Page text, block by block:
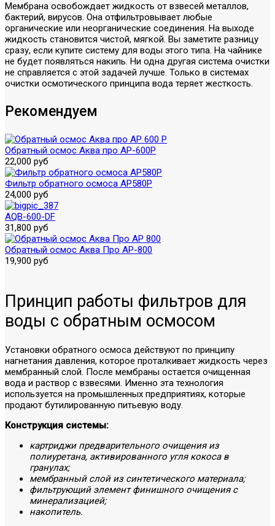
Мембрана освобождает жидкость от взвесей металлов,
бактерий, вирусов. Она отфильтровывает любые
органические или неорганические соединения. На выходе
жидкость становится чистой, мягкой. Вы заметите разницу
сразу, если купите систему для воды этого типа. На чайнике
не будет появляться накипь. Ни одна другая система очистки
не справляется с этой задачей лучше. Только в системах
очистки осмотического принципа вода теряет жесткость.
Рекомендуем
Обратный осмос Аква про AP-600P
22,000 руб
Фильтр обратного осмоса AP580P
24,000 руб
AQB-600-DF
31,800 руб
Обратный осмос Аква Про AP-800
19,900 руб
Принцип работы фильтров для
воды с обратным осмосом
Установки обратного осмоса действуют по принципу
нагнетания давления, которое проталкивает жидкость через
мембранный слой. После мембраны остается очищенная
вода и раствор с взвесями. Именно эта технология
используется на промышленных предприятиях, которые
продают бутилированную питьевую воду.
Конструкция системы:
картриджи предварительного очищения из
полиуретана, активированного угля кокоса в
гранулах;
мембранный слой из синтетического материала;
фильтрующий элемент финишного очищения с
минерализацией;
накопитель.